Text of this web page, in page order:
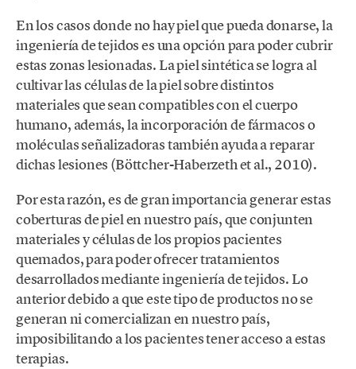
En los casos donde no hay piel que pueda donarse, la
ingeniería de tejidos es una opción para poder cubrir
estas zonas lesionadas. La piel sintética se logra al
cultivar las células de la piel sobre distintos
materiales que sean compatibles con el cuerpo
humano, además, la incorporación de fármacos o
moléculas señalizadoras también ayuda a reparar
dichas lesiones (Böttcher-Haberzeth et al., 2010).
Por esta razón, es de gran importancia generar estas
coberturas de piel en nuestro país, que conjunten
materiales y células de los propios pacientes
quemados, para poder ofrecer tratamientos
desarrollados mediante ingeniería de tejidos. Lo
anterior debido a que este tipo de productos no se
generan ni comercializan en nuestro país,
imposibilitando a los pacientes tener acceso a estas
terapias.